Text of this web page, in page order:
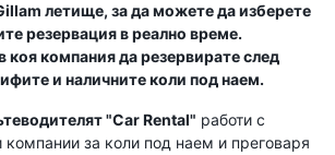
летище, за да можете да изберете
резервация в реално време.
коя компания да резервирате след
и наличните коли под наем.
"Car Rental" работи с
компании за коли под наем и преговаря